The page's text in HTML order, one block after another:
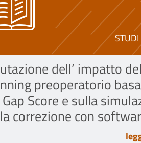
dell’ impatto del
preoperatorio
Score e sulla
correzione con
sugli outcome